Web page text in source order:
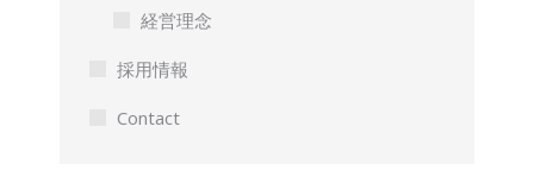
経営理念
採用情報
Contact